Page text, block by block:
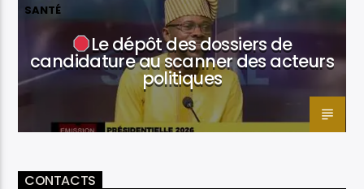
SANTÉ
Le dépôt des dossiers de
candidature au scanner des acteurs
politiques
CONTACTS